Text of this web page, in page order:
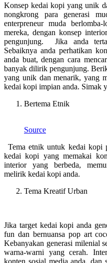
Konsep kedai kopi yang unik
nongkrong para generasi
enterpreneur muda
mereka, dengan konsep
pengunjung. Jika anda
Sebaiknya anda perhatikan
anda buat, dengan cara
banyak dilirik pengunjung.
yang unik dan menarik, yang
kedai kopi impian anda. Simak
Bertema Etnik
Source
Tema etnik untuk kedai kopi
kedai kopi yang memakai
interior yang berbeda,
melirik kedai kopi anda.
Tema Kreatif Urban
Jika target kedai kopi anda
fun dan bernuansa pop art
Kebanyakan generasi milenial
warna-warni yang cerah.
konten sosial media anda, dan